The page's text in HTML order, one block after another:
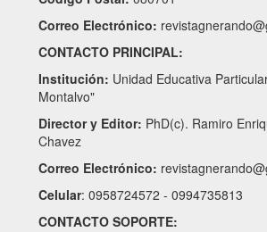
Correo Electrónico:
CONTACTO PRINCIPAL:
Institución: Unidad Educativa
Montalvo"
Director y Editor: PhD(c). Ramiro
Chavez
Correo Electrónico:
Celular: 0958724572 - 0994735813
CONTACTO SOPORTE: